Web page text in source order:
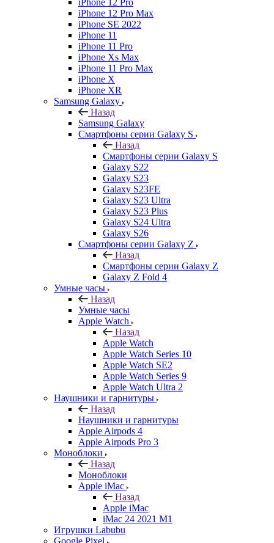
iPhone 12 Pro
iPhone 12 Pro Max
iPhone SE 2022
iPhone 11
iPhone 11 Pro
iPhone Xs Max
iPhone 11 Pro Max
iPhone X
iPhone XR
Samsung Galaxy
Назад
Samsung Galaxy
Смартфоны серии Galaxy S
Назад
Смартфоны серии Galaxy S
Galaxy S22
Galaxy S23
Galaxy S23FE
Galaxy S23 Ultra
Galaxy S23 Plus
Galaxy S24 Ultra
Galaxy S26
Смартфоны серии Galaxy Z
Назад
Смартфоны серии Galaxy Z
Galaxy Z Fold 4
Умные часы
Назад
Умные часы
Apple Watch
Назад
Apple Watch
Apple Watch Series 10
Apple Watch SE2
Apple Watch Series 9
Apple Watch Ultra 2
Наушники и гарнитуры
Назад
Наушники и гарнитуры
Apple Airpods 4
Apple Airpods Pro 3
Моноблоки
Назад
Моноблоки
Apple iMac
Назад
Apple iMac
iMac 24 2021 M1
Игрушки Labubu
Google Pixel